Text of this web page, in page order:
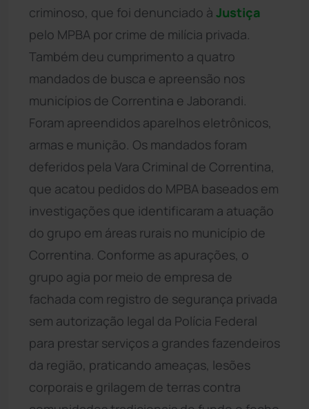
criminoso, que foi denunciado à Justiça
pelo MPBA por crime de milícia privada.
Também deu cumprimento a quatro
mandados de busca e apreensão nos
municípios de Correntina e Jaborandi.
Foram apreendidos aparelhos eletrônicos,
armas e munição. Os mandados foram
deferidos pela Vara Criminal de Correntina,
que acatou pedidos do MPBA baseados em
investigações que identificaram a atuação
do grupo em áreas rurais no município de
Correntina. Conforme as apurações, o
grupo agia por meio de empresa de
fachada com registro de segurança privada 
sem autorização legal da Polícia Federal 
para prestar serviços a grandes fazendeiros
da região, praticando ameaças, lesões
corporais e grilagem de terras contra